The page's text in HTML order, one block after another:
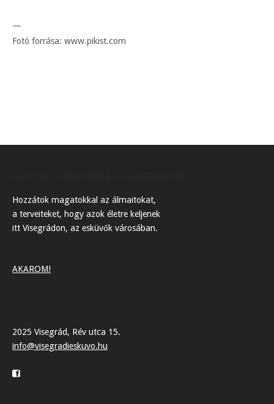
—
Fotó forrása: www.pikist.com
Hozzátok magatokkal az álmaitokat,
a terveiteket, hogy azok életre keljenek
itt Visegrádon, az esküvők városában.
AKAROM!
2025 Visegrád, Rév utca 15.
info@visegradieskuvo.hu